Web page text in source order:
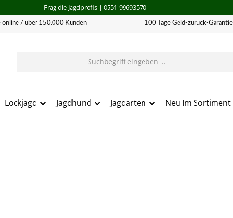
Frag die Jagdprofis| 0551-99693570
online / über 150.000 Kunden 100 Tage Geld-zurück-Garantie
Lockjagd Jagdhund Jagdarten Neu Im Sortiment